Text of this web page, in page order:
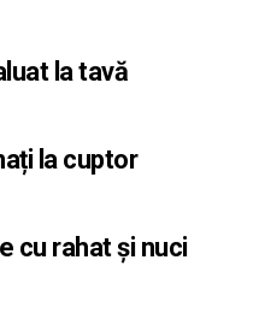
la tavă
la cuptor
cu rahat și nuci